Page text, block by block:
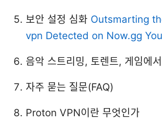
보안 설정 심화 Outsmarting
vpn Detected on Now.gg
음악 스트리밍, 토렌트, 게임에
자주 묻는 질문(FAQ)
Proton VPN이란 무엇인가